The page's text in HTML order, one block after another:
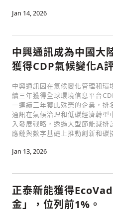
登入或註冊
輸入 Email 驗證
Jan 14, 2026
中興通訊成為中國大
獲得CDP氣候變化A
中興通訊因在氣候變化管理和
續三年獲得全球環境信息平台
一連續三年獲此殊榮的企業，排
通訊在氣候治理和低碳經濟轉型
入發展戰略，透過大型節能減
應鏈與數字基礎上推動創新和
Jan 13, 2026
正泰新能獲得
金」，位列前1%。